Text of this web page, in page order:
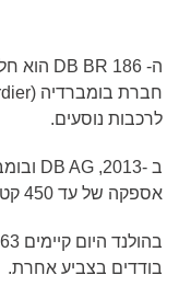
ה- DB BR 186 הוא
חברת בומברדיה (
לרכבות נוסעים.
ב -2013, DB AG
אספקה של עד 450 קטרי
בודדים בצביע אחרת.